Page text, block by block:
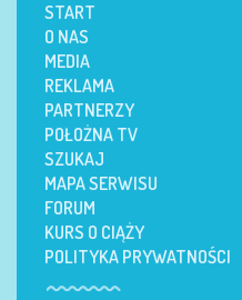
START
O NAS
MEDIA
REKLAMA
PARTNERZY
POŁOŻNA TV
SZUKAJ
MAPA SERWISU
FORUM
KURS O CIĄŻY
POLITYKA PRYWATNOŚCI